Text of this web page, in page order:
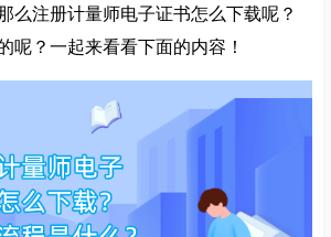
么注册计量师电子证书怎么下载呢？
呢？一起来看看下面的内容！